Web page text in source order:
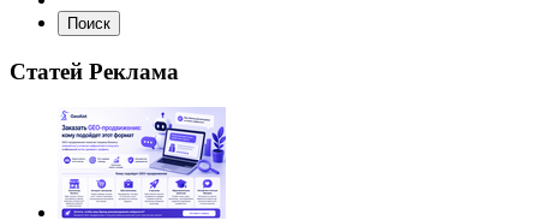
Поиск
Статей Реклама